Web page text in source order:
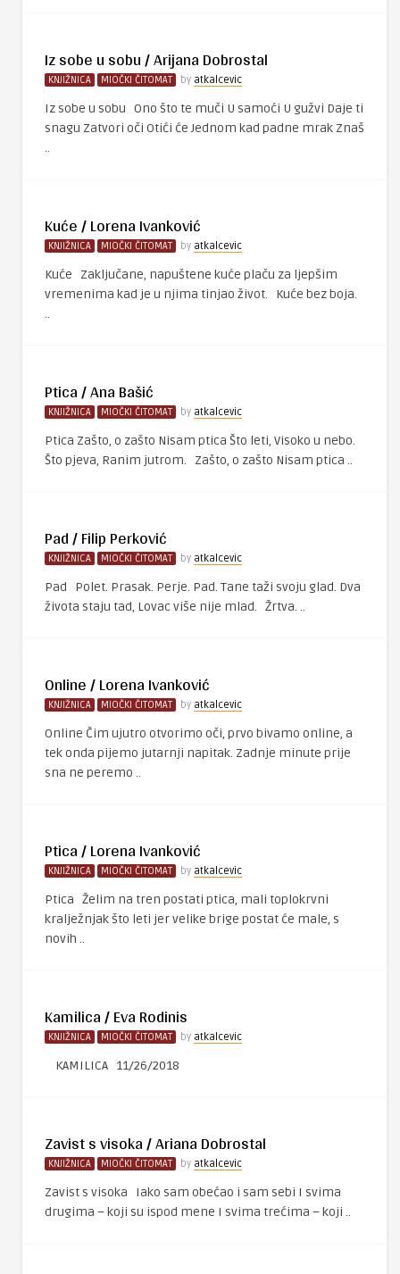
Iz sobe u sobu / Arijana Dobrostal
KNJIŽNICA MIOČKI ČITOMAT by atkalcevic
Iz sobe u sobu Ono što te muči U samoći U gužvi Daje ti
snagu Zatvori oči Otići će Jednom kad padne mrak Znaš
..
Kuće / Lorena Ivanković
KNJIŽNICA MIOČKI ČITOMAT by atkalcevic
Kuće Zaključane, napuštene kuće plaču za ljepšim
vremenima kad je u njima tinjao život. Kuće bez boja.
..
Ptica / Ana Bašić
KNJIŽNICA MIOČKI ČITOMAT by atkalcevic
Ptica Zašto, o zašto Nisam ptica Što leti, Visoko u nebo.
Što pjeva, Ranim jutrom. Zašto, o zašto Nisam ptica ..
Pad / Filip Perković
KNJIŽNICA MIOČKI ČITOMAT by atkalcevic
Pad Polet. Prasak. Perje. Pad. Tane taži svoju glad. Dva
života staju tad, Lovac više nije mlad. Žrtva. ..
Online / Lorena Ivanković
KNJIŽNICA MIOČKI ČITOMAT by atkalcevic
Online Čim ujutro otvorimo oči, prvo bivamo online, a
tek onda pijemo jutarnji napitak. Zadnje minute prije
sna ne peremo ..
Ptica / Lorena Ivanković
KNJIŽNICA MIOČKI ČITOMAT by atkalcevic
Ptica Želim na tren postati ptica, mali toplokrvni
kralježnjak što leti jer velike brige postat će male, s
novih ..
Kamilica / Eva Rodinis
KNJIŽNICA MIOČKI ČITOMAT by atkalcevic
KAMILICA 11/26/2018
Zavist s visoka / Ariana Dobrostal
KNJIŽNICA MIOČKI ČITOMAT by atkalcevic
Zavist s visoka Iako sam obećao i sam sebi I svima
drugima – koji su ispod mene I svima trećima – koji ..